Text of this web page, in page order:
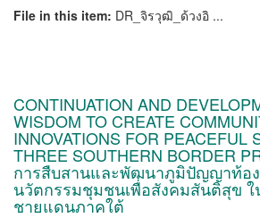
File in this item: DR_จิรวุฒิ_ด้วงอิ ...
CONTINUATION AND
WISDOM TO CREATE
INNOVATIONS FOR PEACEFUL
THREE SOUTHERN BORDER
การสืบสานและพัฒนาภูมิปัญญาท้อง
นวัตกรรมชุมชนเพื่อสังคมสันติสุข
ชายแดนภาคใต้